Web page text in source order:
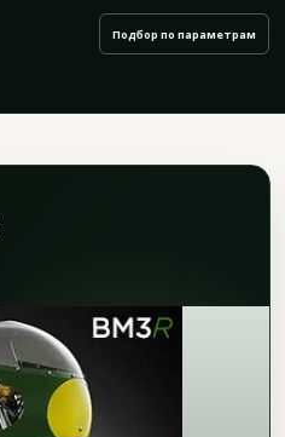
Подбор по параметрам